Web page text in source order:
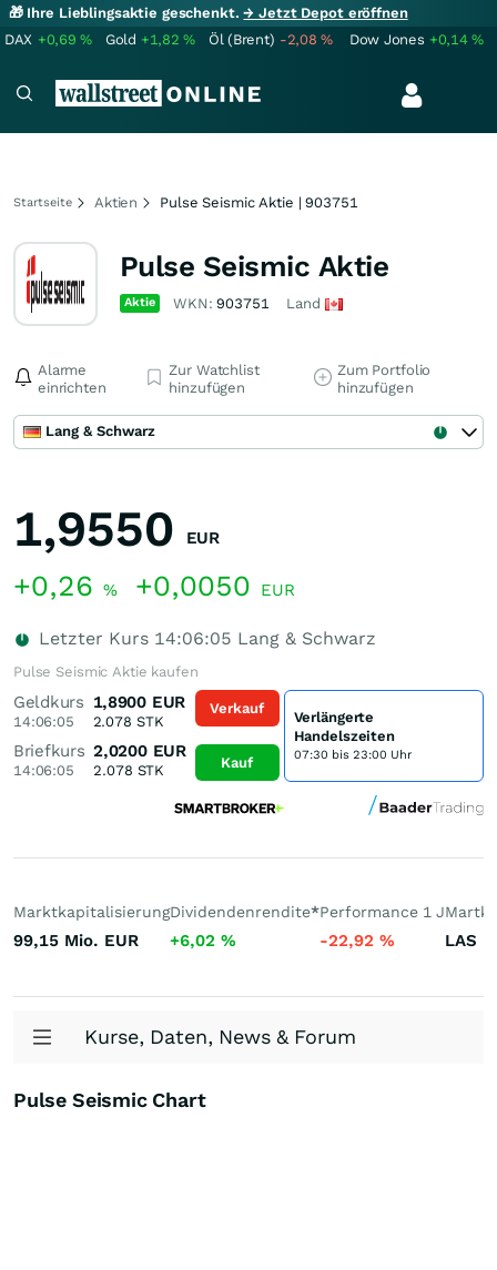
🎁 Ihre Lieblingsaktie geschenkt.→ Jetzt Depot eröffnen
DAX +0,69% Gold +1,82% Öl (Brent) -2,08% Dow Jones +0,14%
Startseite Aktien Pulse Seismic Aktie | 903751
Pulse Seismic Aktie
Aktie WKN:903751 Land
Alarme
einrichten
Zur Watchlist
hinzufügen
Zum Portfolio
hinzufügen
Lang & Schwarz
1,9550 EUR
+0,26 % +0,0050 EUR
Letzter Kurs 14:06:05 Lang & Schwarz
Pulse Seismic Aktie kaufen
Geldkurs
14:06:05
1,8900 EUR
2.078 STK
Briefkurs
14:06:05
2,0200 EUR
2.078 STK
Verkauf
Kauf
Verlängerte
Handelszeiten
07:30 bis 23:00 Uhr
Marktkapitalisierung
99,15 Mio. EUR
Dividendenrendite*
+6,02 %
Performance 1 J
-22,92 % LAS
Kurse, Daten, News & Forum
Pulse Seismic Chart